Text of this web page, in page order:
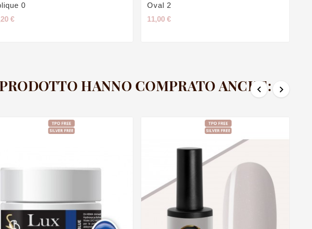
0
€
Oval 2
11,00 €
HANNO COMPRATO ANCHE:
 